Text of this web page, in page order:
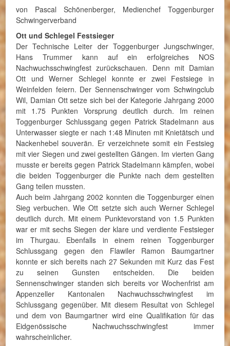
von Pascal Schönenberger, Medienchef Toggenburger
Schwingerverband
Ott und Schlegel Festsieger
Der Technische Leiter der Toggenburger Jungschwinger,
Hans Trummer kann auf ein erfolgreiches NOS
Nachwuchsschwingfest zurückschauen. Denn mit Damian
Ott und Werner Schlegel konnte er zwei Festsiege in
Weinfelden feiern. Der Sennenschwinger vom Schwingclub
Wil, Damian Ott setze sich bei der Kategorie Jahrgang 2000
mit 1.75 Punkten Vorsprung deutlich durch. Im reinen
Toggenburger Schlussgang gegen Patrick Stadelmann aus
Unterwasser siegte er nach 1:48 Minuten mit Knietätsch und
Nackenhebel souverän. Er verzeichnete somit ein Festsieg
mit vier Siegen und zwei gestellten Gängen. Im vierten Gang
musste er bereits gegen Patrick Stadelmann kämpfen, wobei
die beiden Toggenburger die Punkte nach dem gestellten
Gang teilen mussten.
Auch beim Jahrgang 2002 konnten die Toggenburger einen
Sieg verbuchen. Wie Ott setzte sich auch Werner Schlegel
deutlich durch. Mit einem Punktevorstand von 1.5 Punkten
war er mit sechs Siegen der klare und verdiente Festsieger
im Thurgau. Ebenfalls in einem reinen Toggenburger
Schlussgang gegen den Flawiler Ramon Baumgartner
konnte er sich bereits nach 27 Sekunden mit Kurz das Fest
zu seinen Gunsten entscheiden. Die beiden
Sennenschwinger standen sich bereits vor Wochenfrist am
Appenzeller Kantonalen Nachwuchsschwingfest im
Schlussgang gegenüber. Mit diesem Resultat von Schlegel
und dem von Baumgartner wird eine Qualifikation für das
Eidgenössische Nachwuchsschwingfest immer
wahrscheinlicher.